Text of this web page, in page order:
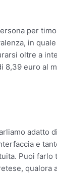
per
in
oltre a
8,39 euro al
adatto
e
Puoi farlo
qualora